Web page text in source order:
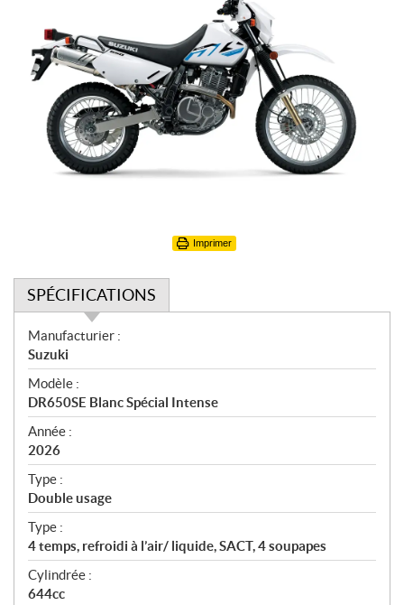
Imprimer
SPÉCIFICATIONS
S
p
é
c
i
f
i
c
a
t
i
o
n
s
Manufacturier :
Suzuki
Modèle :
DR650SE Blanc Spécial Intense
Année :
2026
Type :
Double usage
Type :
4 temps, refroidi à l’air/ liquide, SACT, 4 soupapes
Cylindrée :
644cc